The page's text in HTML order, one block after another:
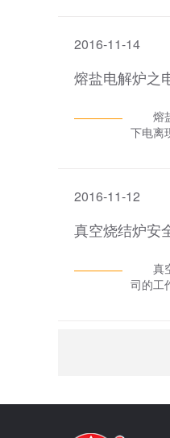
分解
2016-11-14
熔盐电解炉之
熔盐
下电离
传送
2016-11-12
真空烧结炉安
真空
司的工
空计
中频